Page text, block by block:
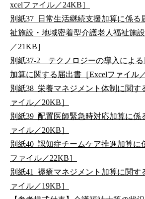
xcelファイル／24KB］
別紙37_日常生活継続支援加算に係る
祉施設・地域密着型介護老人福祉施
／21KB］
別紙37-2 テクノロジーの導入による
加算に関する届出書［Excelファイル
別紙38_栄養マネジメント体制に関す
ァイル／20KB］
別紙39_配置医師緊急時対応加算に係
ァイル／20KB］
別紙40_認知症チームケア推進加算に
ファイル／22KB］
別紙41_褥瘡マネジメント加算に関す
ァイル／19KB］